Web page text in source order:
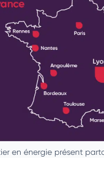
en énergie présent